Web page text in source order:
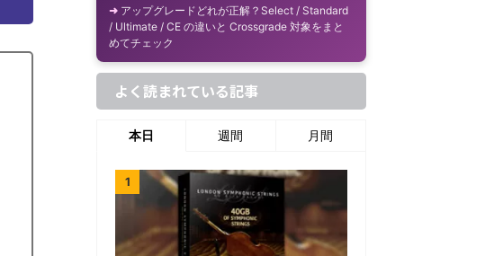
アップグレードどれが正解？Select / Standard
/ Ultimate / CE の違いと Crossgrade 対象をまと
めてチェック
よく読まれている記事
本日 週間 月間